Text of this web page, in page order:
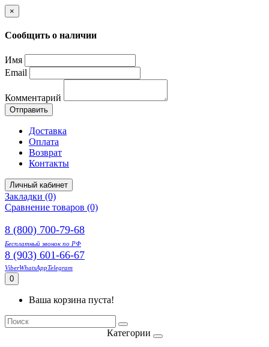
×
Сообщить о наличии
Имя
Email
Комментарий
Отправить
Доставка
Оплата
Возврат
Контакты
Личный кабинет
Закладки (0)
Сравнение товаров (0)
8 (800) 700-79-68
Бесплатный звонок по РФ
8 (903) 601-66-67
ViberWhatsAppTelegram
0
Ваша корзина пуста!
Категории